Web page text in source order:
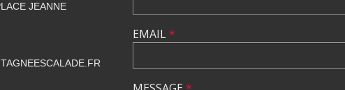
JEANNE
EMAIL*